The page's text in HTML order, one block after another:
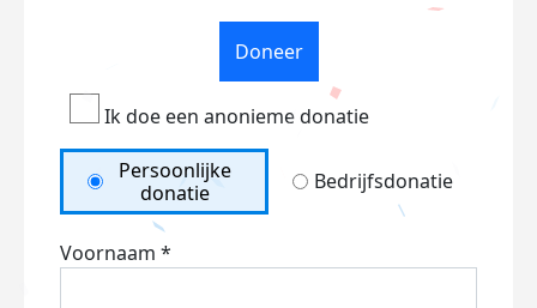
Doneer
Ik doe een anonieme donatie
Persoonlijke
donatie
Bedrijfsdonatie
Voornaam *